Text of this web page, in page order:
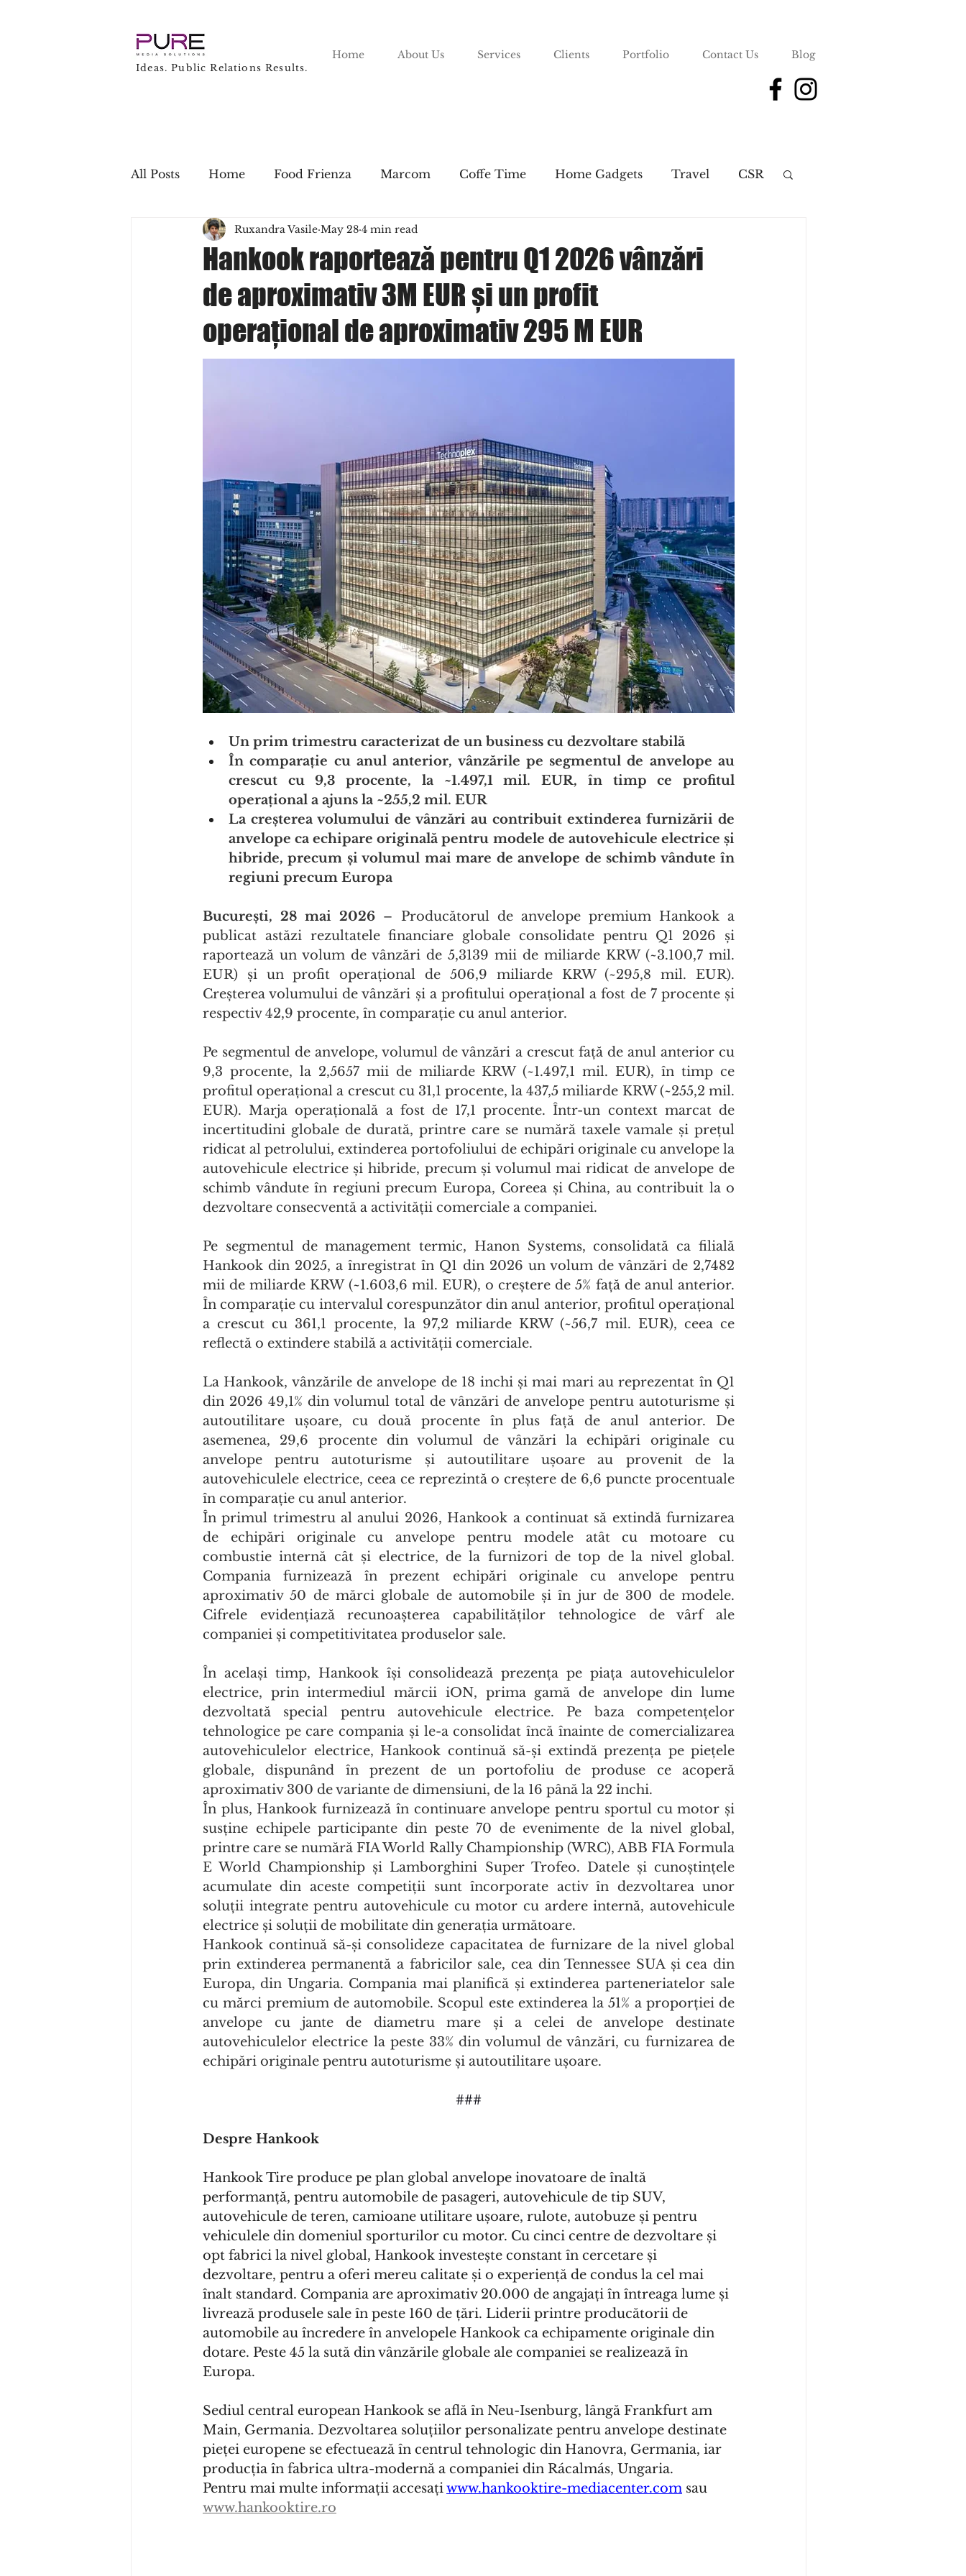
Home About Us Services Clients Portfolio Contact Us Blog
Ideas. Public Relations Results.
All Posts Home Food Frienza Marcom Coffe Time Home Gadgets Travel CSR
Business Technology Lifestyle
Hankook raportează pentru Q1 2026 vânzări
de aproximativ 3M EUR și un profit
operațional de aproximativ 295 M EUR
Ruxandra Vasile May 28 4 min read
Un prim trimestru caracterizat de un business cu dezvoltare stabilă
În comparație cu anul anterior, vânzările pe segmentul de anvelope au
crescut cu 9,3 procente, la ~1.497,1 mil. EUR, în timp ce profitul
operațional a ajuns la ~255,2 mil. EUR
La creșterea volumului de vânzări au contribuit extinderea furnizării de
anvelope ca echipare originală pentru modele de autovehicule electrice și
hibride, precum și volumul mai mare de anvelope de schimb vândute în
regiuni precum Europa
București, 28 mai 2026 – Producătorul de anvelope premium Hankook a
publicat astăzi rezultatele financiare globale consolidate pentru Q1 2026 și
raportează un volum de vânzări de 5,3139 mii de miliarde KRW (~3.100,7 mil.
EUR) și un profit operațional de 506,9 miliarde KRW (~295,8 mil. EUR).
Creșterea volumului de vânzări și a profitului operațional a fost de 7 procente și
respectiv 42,9 procente, în comparație cu anul anterior.
Pe segmentul de anvelope, volumul de vânzări a crescut față de anul anterior cu
9,3 procente, la 2,5657 mii de miliarde KRW (~1.497,1 mil. EUR), în timp ce
profitul operațional a crescut cu 31,1 procente, la 437,5 miliarde KRW (~255,2 mil.
EUR). Marja operațională a fost de 17,1 procente. Într-un context marcat de
incertitudini globale de durată, printre care se numără taxele vamale și prețul
ridicat al petrolului, extinderea portofoliului de echipări originale cu anvelope la
autovehicule electrice și hibride, precum și volumul mai ridicat de anvelope de
schimb vândute în regiuni precum Europa, Coreea și China, au contribuit la o
dezvoltare consecventă a activității comerciale a companiei.
Pe segmentul de management termic, Hanon Systems, consolidată ca filială
Hankook din 2025, a înregistrat în Q1 din 2026 un volum de vânzări de 2,7482
mii de miliarde KRW (~1.603,6 mil. EUR), o creștere de 5% față de anul anterior.
În comparație cu intervalul corespunzător din anul anterior, profitul operațional
a crescut cu 361,1 procente, la 97,2 miliarde KRW (~56,7 mil. EUR), ceea ce
reflectă o extindere stabilă a activității comerciale.
La Hankook, vânzările de anvelope de 18 inchi și mai mari au reprezentat în Q1
din 2026 49,1% din volumul total de vânzări de anvelope pentru autoturisme și
autoutilitare ușoare, cu două procente în plus față de anul anterior. De
asemenea, 29,6 procente din volumul de vânzări la echipări originale cu
anvelope pentru autoturisme și autoutilitare ușoare au provenit de la
autovehiculele electrice, ceea ce reprezintă o creștere de 6,6 puncte procentuale
în comparație cu anul anterior.
În primul trimestru al anului 2026, Hankook a continuat să extindă furnizarea
de echipări originale cu anvelope pentru modele atât cu motoare cu
combustie internă cât și electrice, de la furnizori de top de la nivel global.
Compania furnizează în prezent echipări originale cu anvelope pentru
aproximativ 50 de mărci globale de automobile și în jur de 300 de modele.
Cifrele evidențiază recunoașterea capabilităților tehnologice de vârf ale
companiei și competitivitatea produselor sale.
În același timp, Hankook își consolidează prezența pe piața autovehiculelor
electrice, prin intermediul mărcii iON, prima gamă de anvelope din lume
dezvoltată special pentru autovehicule electrice. Pe baza competențelor
tehnologice pe care compania și le-a consolidat încă înainte de comercializarea
autovehiculelor electrice, Hankook continuă să-și extindă prezența pe piețele
globale, dispunând în prezent de un portofoliu de produse ce acoperă
aproximativ 300 de variante de dimensiuni, de la 16 până la 22 inchi.
În plus, Hankook furnizează în continuare anvelope pentru sportul cu motor și
susține echipele participante din peste 70 de evenimente de la nivel global,
printre care se numără FIA World Rally Championship (WRC), ABB FIA Formula
E World Championship și Lamborghini Super Trofeo. Datele și cunoștințele
acumulate din aceste competiții sunt încorporate activ în dezvoltarea unor
soluții integrate pentru autovehicule cu motor cu ardere internă, autovehicule
electrice și soluții de mobilitate din generația următoare.
Hankook continuă să-și consolideze capacitatea de furnizare de la nivel global
prin extinderea permanentă a fabricilor sale, cea din Tennessee SUA și cea din
Europa, din Ungaria. Compania mai planifică și extinderea parteneriatelor sale
cu mărci premium de automobile. Scopul este extinderea la 51% a proporției de
anvelope cu jante de diametru mare și a celei de anvelope destinate
autovehiculelor electrice la peste 33% din volumul de vânzări, cu furnizarea de
echipări originale pentru autoturisme și autoutilitare ușoare.
###
Despre Hankook
Hankook Tire produce pe plan global anvelope inovatoare de înaltă
performanță, pentru automobile de pasageri, autovehicule de tip SUV,
autovehicule de teren, camioane utilitare ușoare, rulote, autobuze și pentru
vehiculele din domeniul sporturilor cu motor. Cu cinci centre de dezvoltare și
opt fabrici la nivel global, Hankook investește constant în cercetare și
dezvoltare, pentru a oferi mereu calitate și o experiență de condus la cel mai
înalt standard. Compania are aproximativ 20.000 de angajați în întreaga lume și
livrează produsele sale în peste 160 de țări. Liderii printre producătorii de
automobile au încredere în anvelopele Hankook ca echipamente originale din
dotare. Peste 45 la sută din vânzările globale ale companiei se realizează în
Europa.
Sediul central european Hankook se află în Neu-Isenburg, lângă Frankfurt am
Main, Germania. Dezvoltarea soluțiilor personalizate pentru anvelope destinate
pieței europene se efectuează în centrul tehnologic din Hanovra, Germania, iar
producția în fabrica ultra-modernă a companiei din Rácalmás, Ungaria.
Pentru mai multe informații accesați www.hankooktire-mediacenter.com sau
www.hankooktire.ro